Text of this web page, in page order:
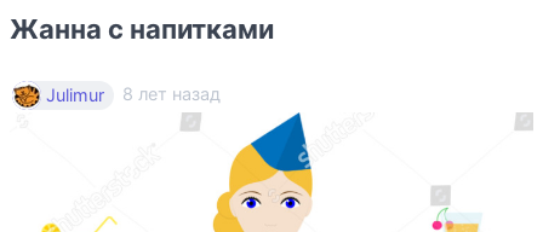
Жанна с напитками
Julimur 8 лет назад